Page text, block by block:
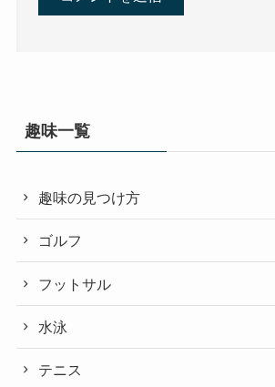
趣味一覧
趣味の見つけ方
ゴルフ
フットサル
水泳
テニス